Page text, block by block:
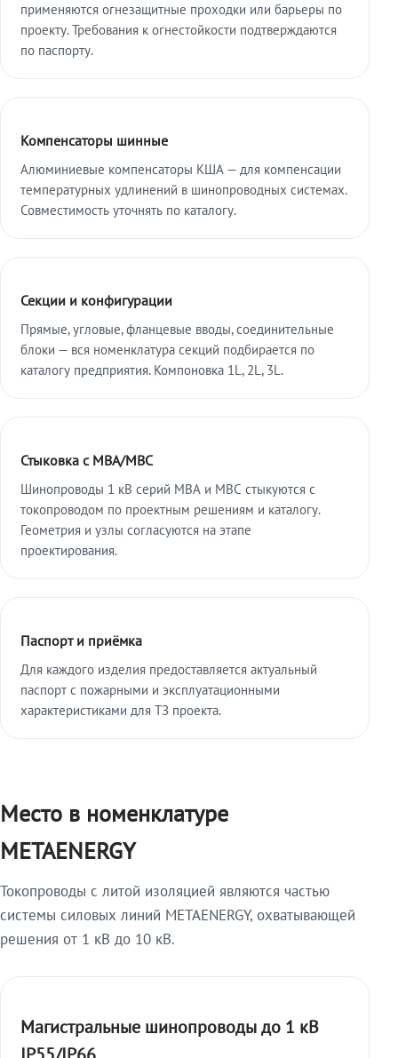
применяются огнезащитные проходки или барьеры по
проекту. Требования к огнестойкости подтверждаются
по паспорту.
Компенсаторы шинные
Алюминиевые компенсаторы КША — для компенсации
температурных удлинений в шинопроводных системах.
Совместимость уточнять по каталогу.
Секции и конфигурации
Прямые, угловые, фланцевые вводы, соединительные
блоки — вся номенклатура секций подбирается по
каталогу предприятия. Компоновка 1L, 2L, 3L.
Стыковка с МВА/МВС
Шинопроводы 1 кВ серий МВА и МВС стыкуются с
токопроводом по проектным решениям и каталогу.
Геометрия и узлы согласуются на этапе
проектирования.
Паспорт и приёмка
Для каждого изделия предоставляется актуальный
паспорт с пожарными и эксплуатационными
характеристиками для ТЗ проекта.
Место в номенклатуре
METAENERGY
Токопроводы с литой изоляцией являются частью
системы силовых линий METAENERGY, охватывающей
решения от 1 кВ до 10 кВ.
Магистральные шинопроводы до 1 кВ